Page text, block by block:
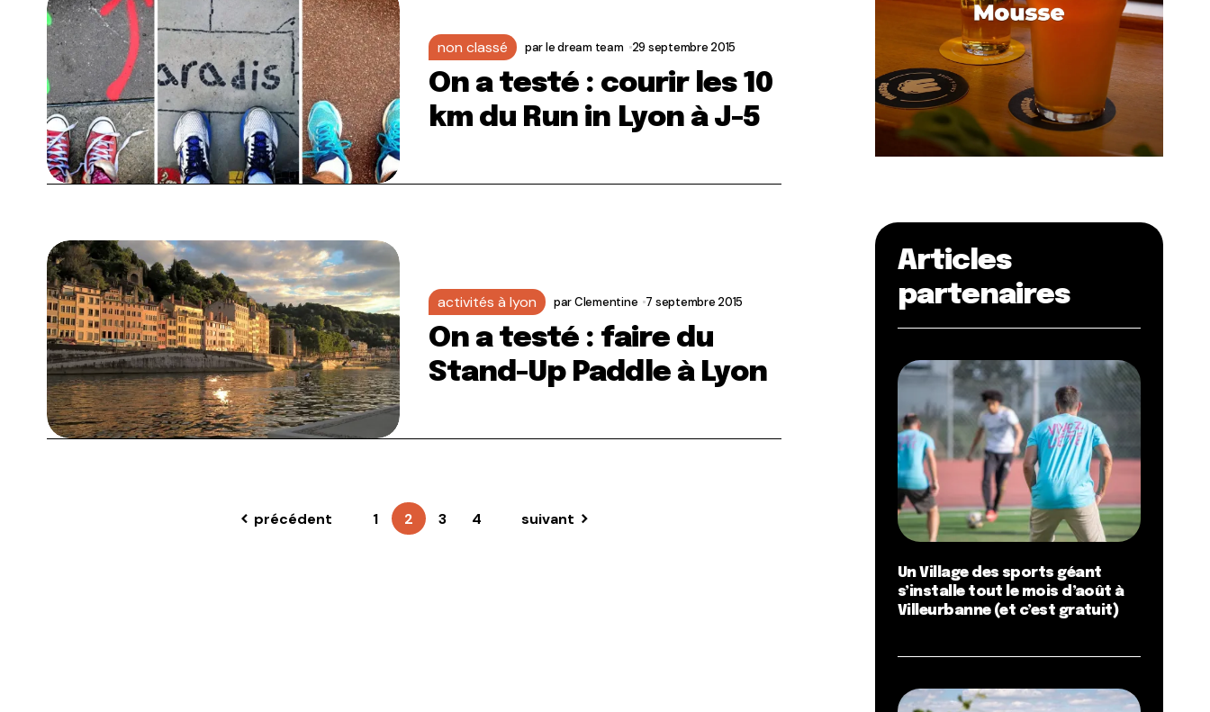
non classé parle dream team 29 septembre 2015
On a testé : courir les 10
km du Run in Lyon à J-5
activités à lyon parClementine 7 septembre 2015
On a testé : faire du
Stand-Up Paddle à Lyon
précédent 1 2 3 4 suivant
Articles
partenaires
Un Village des sports géant
s’installe tout le mois d’août à
Villeurbanne (et c’est gratuit)